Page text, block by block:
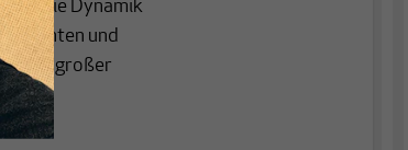
die Dynamik
Renten und
ein großer